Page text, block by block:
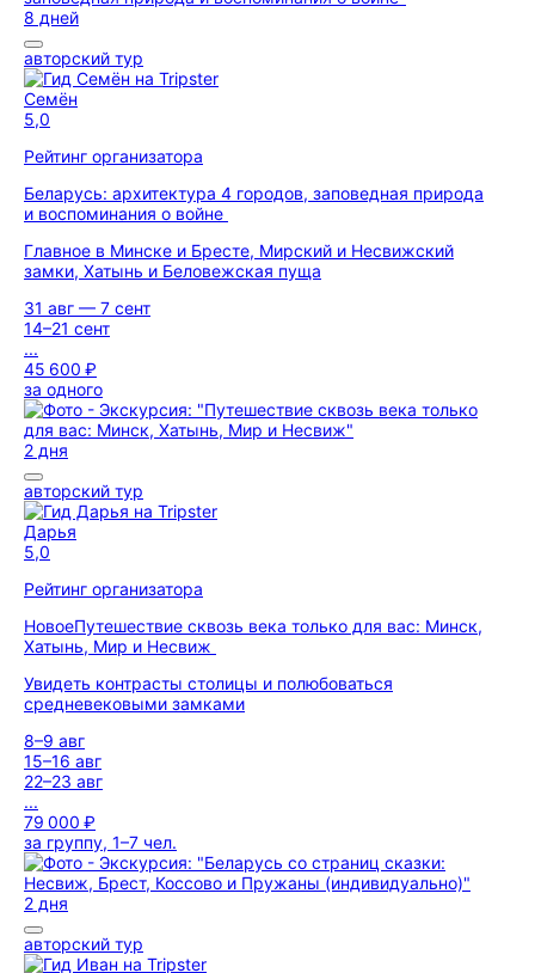
8 дней
авторский тур
Семён
5,0
Рейтинг организатора
Беларусь: архитектура 4 городов, заповедная природа
и воспоминания о войне
Главное в Минске и Бресте, Мирский и Несвижский
замки, Хатынь и Беловежская пуща
31 авг — 7 сент
14–21 сент
...
45 600 ₽
за одного
2 дня
авторский тур
Дарья
5,0
Рейтинг организатора
НовоеПутешествие сквозь века только для вас: Минск,
Хатынь, Мир и Несвиж
Увидеть контрасты столицы и полюбоваться
средневековыми замками
8–9 авг
15–16 авг
22–23 авг
...
79 000 ₽
за группу, 1–7 чел.
2 дня
авторский тур